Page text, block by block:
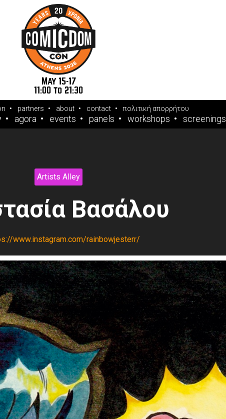
May 15-17
11:00 to 21:30
partners about contact πολιτική απορρήτου
agora events panels workshops screenings
Artists Alley
Βασάλου
www.instagram.com/rainbowjesterr/